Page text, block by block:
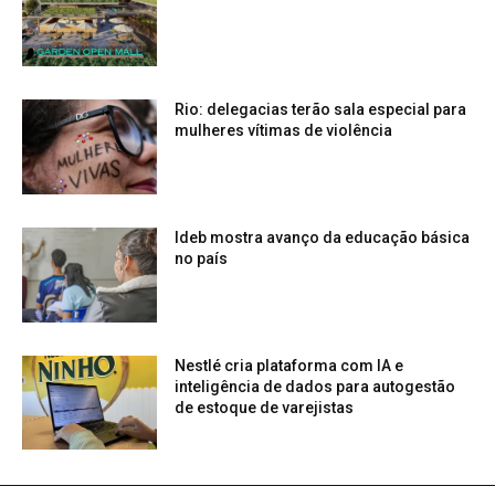
Rio: delegacias terão sala especial para
mulheres vítimas de violência
Ideb mostra avanço da educação básica
no país
Nestlé cria plataforma com IA e
inteligência de dados para autogestão
de estoque de varejistas